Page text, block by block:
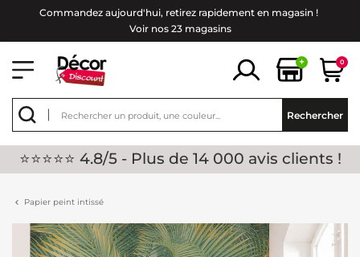
Commandez aujourd'hui, retirez rapidement en magasin !
Voir nos 23 magasins
+ 0
Rechercher
⭐⭐⭐⭐⭐ 4.8/5 - Plus de 14 000 avis clients !
Papier peint intissé